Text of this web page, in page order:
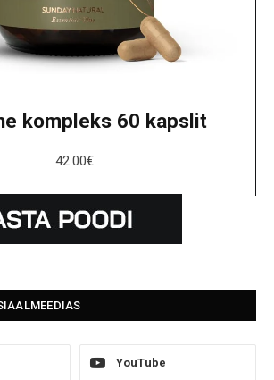
kompleks 60 kapslit
42.00€
YouTube